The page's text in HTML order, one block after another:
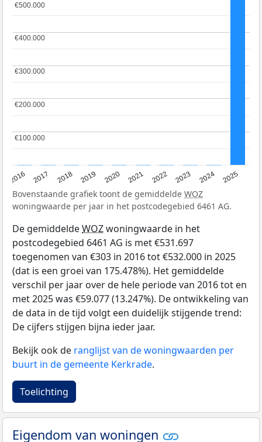
2016 2017 2018 2019 2020 2021 2022 2023 2024 2025
€100.000
€100.000
€200.000
€200.000
€300.000
€300.000
€400.000
€400.000
€500.000
€500.000
Bovenstaande grafiek toont de gemiddelde WOZ
woningwaarde per jaar in het postcodegebied 6461 AG.
De gemiddeldeWOZwoningwaarde in het
postcodegebied 6461 AG is met €531.697
toegenomen van €303 in 2016 tot €532.000 in 2025
(dat is een groei van 175.478%). Het gemiddelde
verschil per jaar over de hele periode van 2016 tot en
met 2025 was €59.077 (13.247%). De ontwikkeling van
de data in de tijd volgt een duidelijk stijgende trend:
De cijfers stijgen bijna ieder jaar.
Bekijk ook de ranglijst van de woningwaarden per
buurt in de gemeente Kerkrade.
Toelichting
Eigendom van woningen